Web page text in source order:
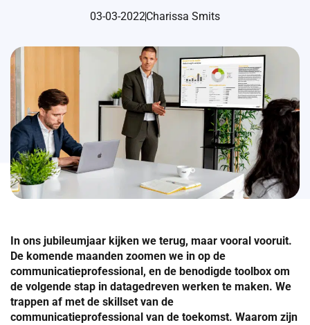
03-03-2022Charissa Smits
In ons jubileumjaar kijken we terug, maar vooral vooruit.
De komende maanden zoomen we in op de
communicatieprofessional, en de benodigde toolbox om
de volgende stap in datagedreven werken te maken. We
trappen af met de skillset van de
communicatieprofessional van de toekomst. Waarom zijn